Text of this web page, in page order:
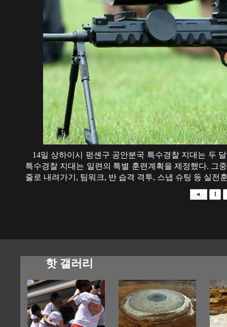
14일 상하이시 펑셴구 공안분국 특수경찰 지대는 두
특수경찰 지대는 일련의 특별 훈련계획을 제정했다. 그
줄로 내려가기, 팀워크, 반 습격 격투, 스냅 슈팅 등 실전
1
핫 갤러리